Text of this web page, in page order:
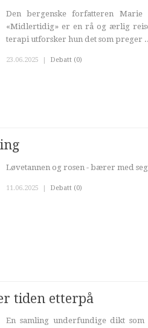
Den bergenske forfatteren
«Midlertidig» er en rå og ærlig
terapi utforsker hun det som preger
23.06.2025 Debatt (0)
Løvetannen og rosen - bærer med
11.06.2025 | Debatt (0)
tiden etterpå
En samling underfundige dikt